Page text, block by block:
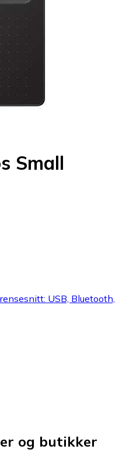
Small
USB, Bluetooth,
og butikker